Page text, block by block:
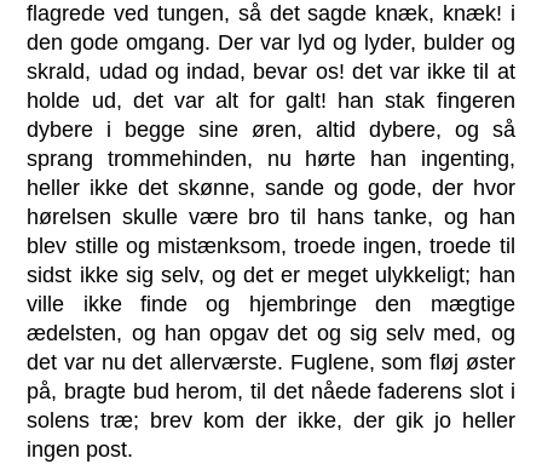
flagrede ved tungen, så det sagde knæk, knæk! i
den gode omgang. Der var lyd og lyder, bulder og
skrald, udad og indad, bevar os! det var ikke til at
holde ud, det var alt for galt! han stak fingeren
dybere i begge sine øren, altid dybere, og så
sprang trommehinden, nu hørte han ingenting,
heller ikke det skønne, sande og gode, der hvor
hørelsen skulle være bro til hans tanke, og han
blev stille og mistænksom, troede ingen, troede til
sidst ikke sig selv, og det er meget ulykkeligt; han
ville ikke finde og hjembringe den mægtige
ædelsten, og han opgav det og sig selv med, og
det var nu det allerværste. Fuglene, som fløj øster
på, bragte bud herom, til det nåede faderens slot i
solens træ; brev kom der ikke, der gik jo heller
ingen post.